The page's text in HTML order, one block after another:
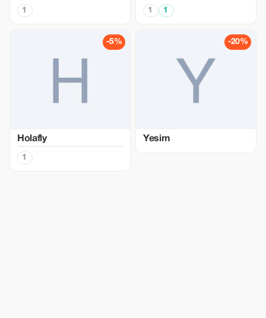
1 1 1
-5%
Holafly
1
-20%
Yesim